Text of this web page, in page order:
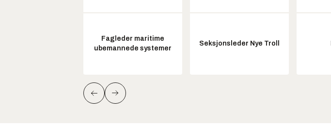
Fagleder maritime
ubemannede systemer
Seksjonsleder Nye Troll